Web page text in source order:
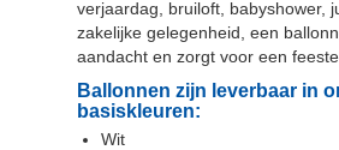
verjaardag, bruiloft, babyshower,
zakelijke gelegenheid, een
aandacht en zorgt voor een
Ballonnen zijn leverbaar in
basiskleuren:
Wit